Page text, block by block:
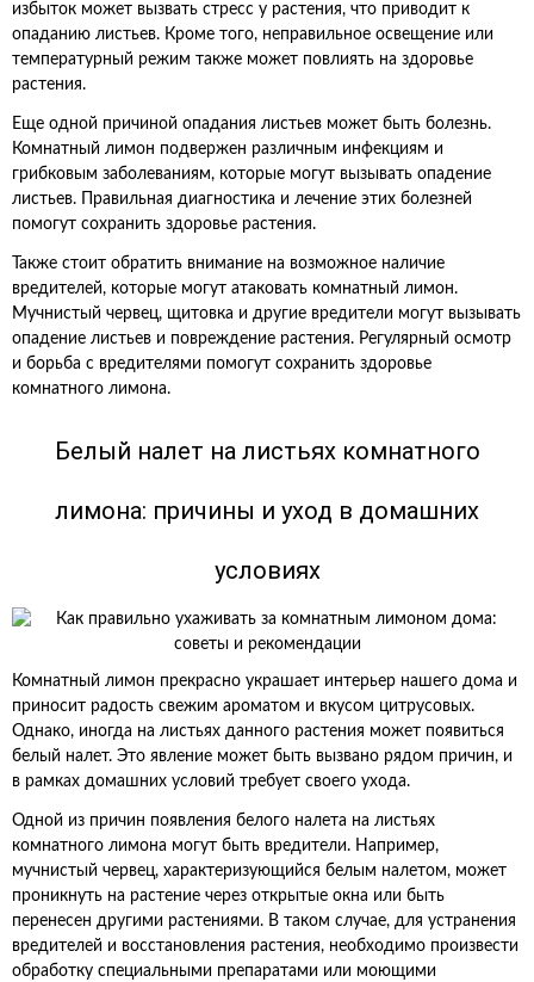
избыток может вызвать стресс у растения, что приводит к
опаданию листьев. Кроме того, неправильное освещение или
температурный режим также может повлиять на здоровье
растения.
Еще одной причиной опадания листьев может быть болезнь.
Комнатный лимон подвержен различным инфекциям и
грибковым заболеваниям, которые могут вызывать опадение
листьев. Правильная диагностика и лечение этих болезней
помогут сохранить здоровье растения.
Также стоит обратить внимание на возможное наличие
вредителей, которые могут атаковать комнатный лимон.
Мучнистый червец, щитовка и другие вредители могут вызывать
опадение листьев и повреждение растения. Регулярный осмотр
и борьба с вредителями помогут сохранить здоровье
комнатного лимона.
Белый налет на листьях комнатного
лимона: причины и уход в домашних
условиях
Комнатный лимон прекрасно украшает интерьер нашего дома и
приносит радость свежим ароматом и вкусом цитрусовых.
Однако, иногда на листьях данного растения может появиться
белый налет. Это явление может быть вызвано рядом причин, и
в рамках домашних условий требует своего ухода.
Одной из причин появления белого налета на листьях
комнатного лимона могут быть вредители. Например,
мучнистый червец, характеризующийся белым налетом, может
проникнуть на растение через открытые окна или быть
перенесен другими растениями. В таком случае, для устранения
вредителей и восстановления растения, необходимо произвести
обработку специальными препаратами или моющими